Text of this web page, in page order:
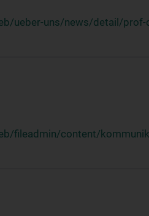
ueber-uns/news/detail/
fileadmin/content/